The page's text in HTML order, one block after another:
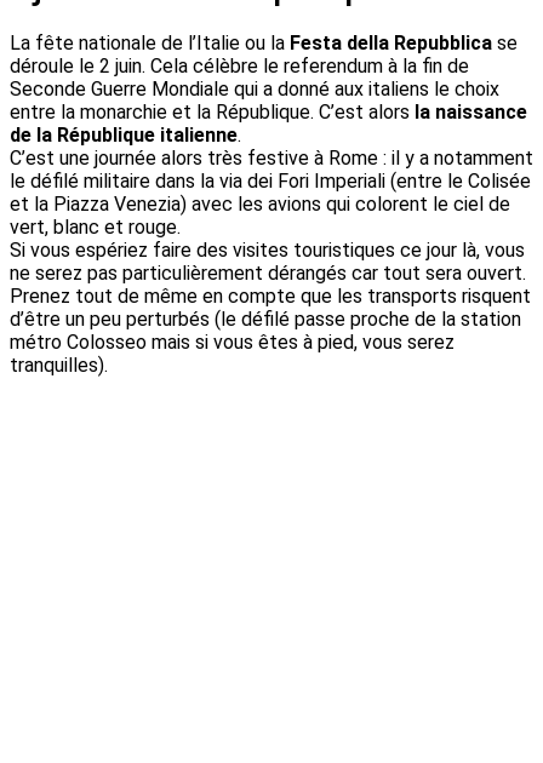
La fête nationale de l’Italie ou la Festa della Repubblica se
déroule le 2 juin. Cela célèbre le referendum à la fin de
Seconde Guerre Mondiale qui a donné aux italiens le choix
entre la monarchie et la République. C’est alors la naissance
de la République italienne.
C’est une journée alors très festive à Rome : il y a notamment
le défilé militaire dans la via dei Fori Imperiali (entre le Colisée
et la Piazza Venezia) avec les avions qui colorent le ciel de
vert, blanc et rouge.
Si vous espériez faire des visites touristiques ce jour là, vous
ne serez pas particulièrement dérangés car tout sera ouvert.
Prenez tout de même en compte que les transports risquent
d’être un peu perturbés (le défilé passe proche de la station
métro Colosseo mais si vous êtes à pied, vous serez
tranquilles).